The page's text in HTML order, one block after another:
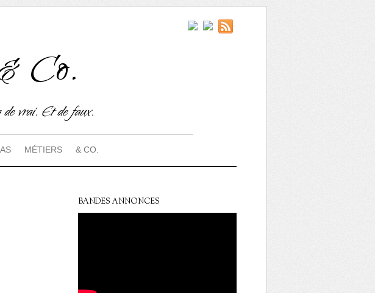
Co.
de vrai. Et de faux.
MÉTIERS & CO.
BANDES ANNONCES